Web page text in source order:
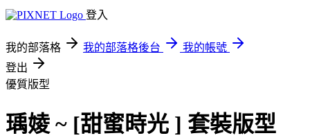
登入
我的部落格 我的部落格後台
我的帳號
登出
優質版型
瑀婈 ~ [甜蜜時光 ] 套裝版型